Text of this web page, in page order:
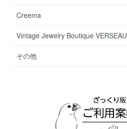
Creema
Vintage Jewelry Boutique VERSEAU
その他